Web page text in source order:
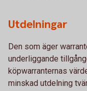
Utdelningar
Den som äger
underliggande
köpwarranternas
minskad utdelning